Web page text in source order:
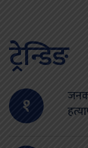
ट्रेन्डिङ
१